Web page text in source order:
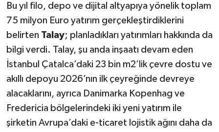
Bu yıl filo, depo ve dijital altyapıya yönelik toplam
75 milyon Euro yatırım gerçekleştirdiklerini
belirten Talay; planladıkları yatırımları hakkında da
bilgi verdi. Talay, şu anda inşaatı devam eden
İstanbul Çatalca’daki 23 bin m2’lik çevre dostu ve
akıllı depoyu 2026’nın ilk çeyreğinde devreye
alacaklarını, ayrıca Danimarka Kopenhag ve
Fredericia bölgelerindeki iki yeni yatırım ile
şirketin Avrupa’daki e-ticaret lojistik ağını daha da